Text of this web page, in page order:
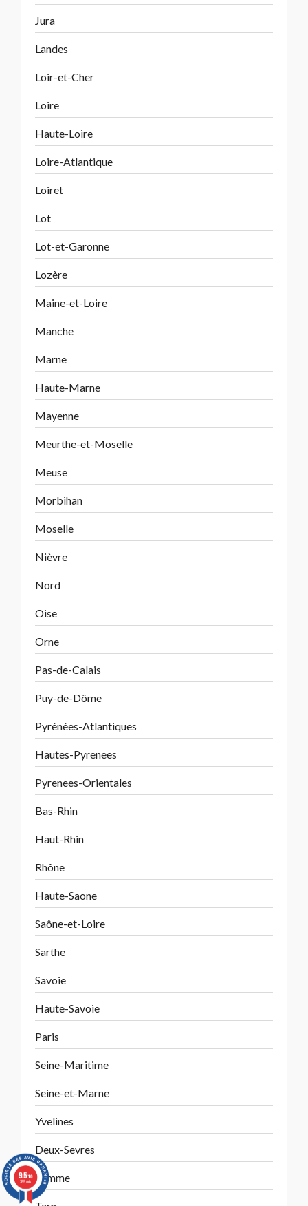
Jura
Landes
Loir-et-Cher
Loire
Haute-Loire
Loire-Atlantique
Loiret
Lot
Lot-et-Garonne
Lozère
Maine-et-Loire
Manche
Marne
Haute-Marne
Mayenne
Meurthe-et-Moselle
Meuse
Morbihan
Moselle
Nièvre
Nord
Oise
Orne
Pas-de-Calais
Puy-de-Dôme
Pyrénées-Atlantiques
Hautes-Pyrenees
Pyrenees-Orientales
Bas-Rhin
Haut-Rhin
Rhône
Haute-Saone
Saône-et-Loire
Sarthe
Savoie
Haute-Savoie
Paris
Seine-Maritime
Seine-et-Marne
Yvelines
Deux-Sevres
Somme
9.5/10
355 avis